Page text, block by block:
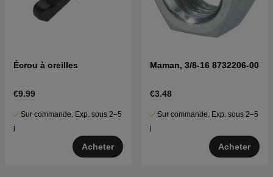
Écrou à oreilles
€9.99
Sur commande. Exp. sous 2–5
j
Acheter
Maman, 3/8-16 8732206-00
€3.48
Sur commande. Exp. sous 2–5
j
Acheter